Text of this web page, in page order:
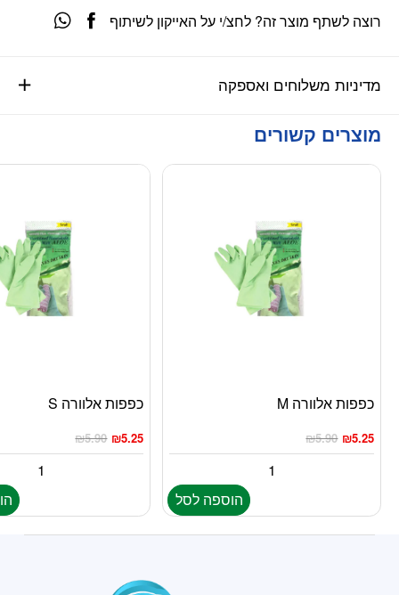
מדיניות משלוחים ואספקה
רוצה לשתף מוצר זה? לחצ/י על האייקון לשיתוף
מוצרים קשורים
כפפות אלוורה M
₪5.90 ₪5.25
הוספה לסל
כפפות אלוורה S
₪5.90 ₪5.25